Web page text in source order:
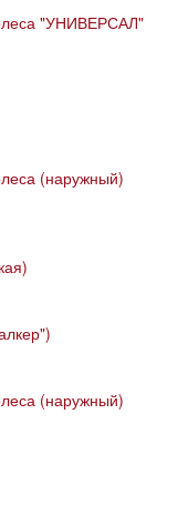
"УНИВЕРСАЛ"
(наружный)
(наружный)